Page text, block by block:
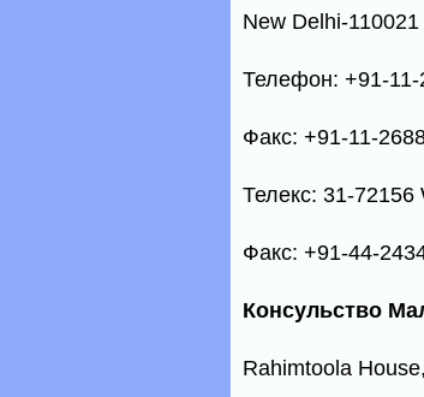
New Delhi-110021
Телефон: +91-11-
Факс: +91-11-
Телекс: 31-72156
Факс: +91-44-
Консульство
Rahimtoola